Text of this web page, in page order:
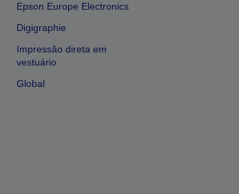
Epson Europe Electronics
Digigraphie
Impressão direta em
vestuário
Global